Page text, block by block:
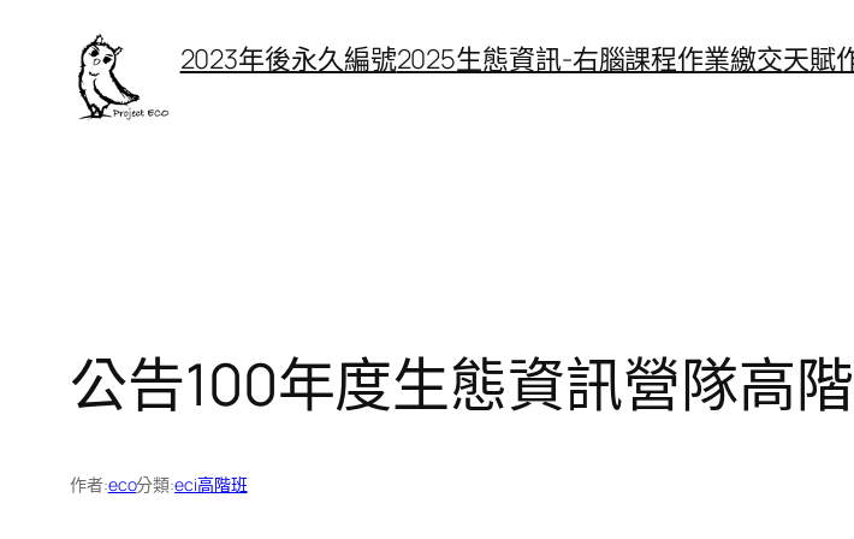
2023年後永久編號2025生態資訊-右腦課程作業繳交天賦
公告100年度生態資訊營隊高
作者:eco分類:eci高階班